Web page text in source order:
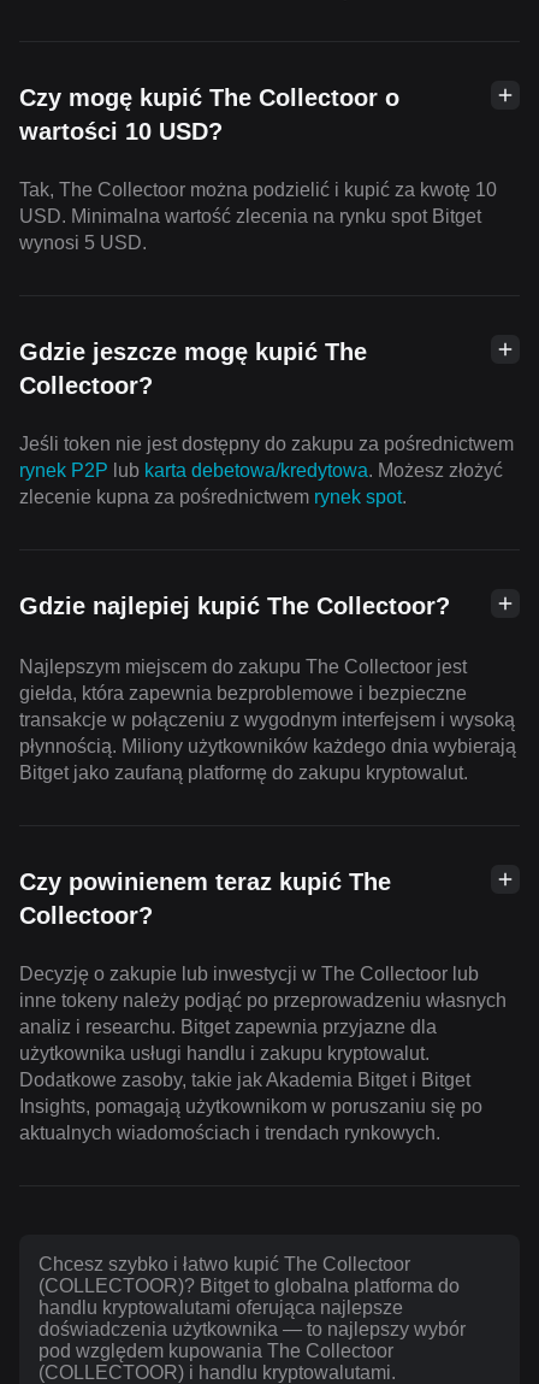
Czy mogę kupić The Collectoor o
wartości 10 USD?
Tak, The Collectoor można podzielić i kupić za kwotę 10
USD. Minimalna wartość zlecenia na rynku spot Bitget
wynosi 5 USD.
Gdzie jeszcze mogę kupić The
Collectoor?
Jeśli token nie jest dostępny do zakupu za pośrednictwem
rynek P2P lub karta debetowa/kredytowa. Możesz złożyć
zlecenie kupna za pośrednictwem rynek spot.
Gdzie najlepiej kupić The Collectoor?
Najlepszym miejscem do zakupu The Collectoor jest
giełda, która zapewnia bezproblemowe i bezpieczne
transakcje w połączeniu z wygodnym interfejsem i wysoką
płynnością. Miliony użytkowników każdego dnia wybierają
Bitget jako zaufaną platformę do zakupu kryptowalut.
Czy powinienem teraz kupić The
Collectoor?
Decyzję o zakupie lub inwestycji w The Collectoor lub
inne tokeny należy podjąć po przeprowadzeniu własnych
analiz i researchu. Bitget zapewnia przyjazne dla
użytkownika usługi handlu i zakupu kryptowalut.
Dodatkowe zasoby, takie jak Akademia Bitget i Bitget
Insights, pomagają użytkownikom w poruszaniu się po
aktualnych wiadomościach i trendach rynkowych.
Chcesz szybko i łatwo kupić The Collectoor
(COLLECTOOR)? Bitget to globalna platforma do
handlu kryptowalutami oferująca najlepsze
doświadczenia użytkownika — to najlepszy wybór
pod względem kupowania The Collectoor
(COLLECTOOR) i handlu kryptowalutami.